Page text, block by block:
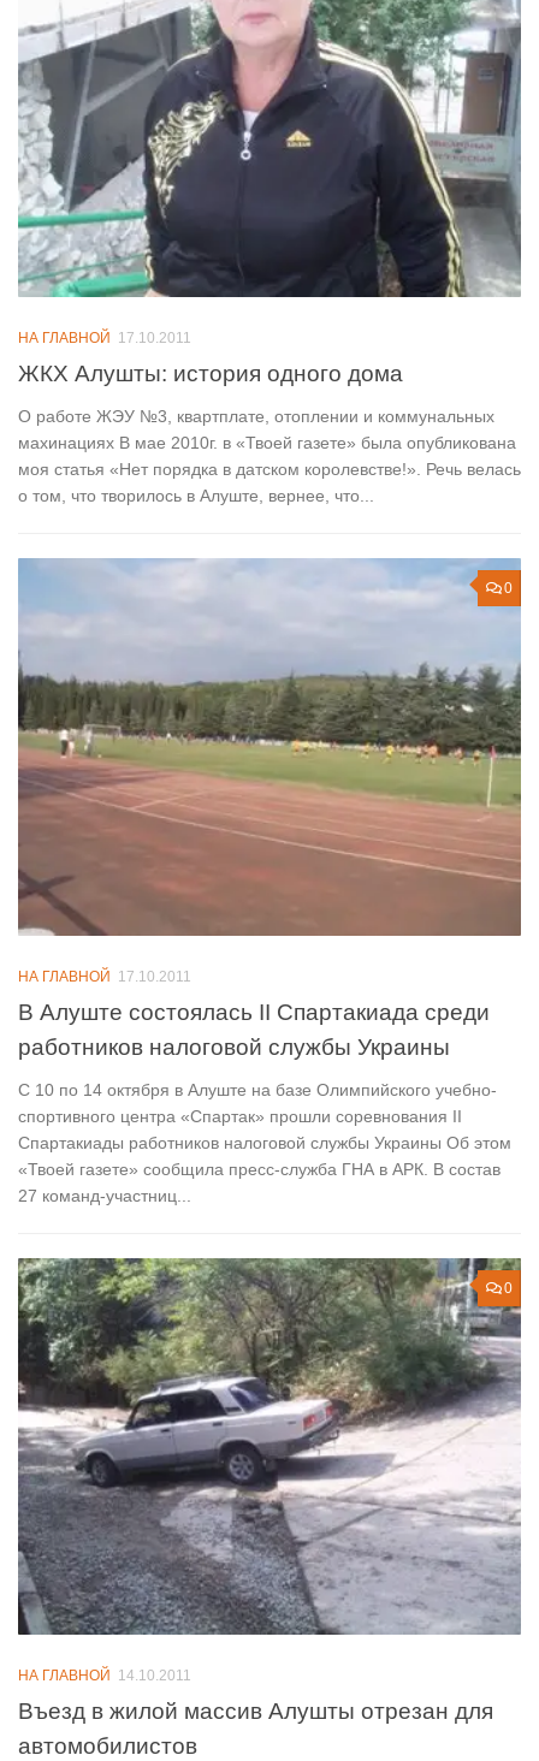
НА ГЛАВНОЙ 17.10.2011
ЖКХ Алушты: история одного дома
О работе ЖЭУ №3, квартплате, отоплении и коммунальных
махинациях В мае 2010г. в «Твоей газете» была опубликована
моя статья «Нет порядка в датском королевстве!». Речь велась
о том, что творилось в Алуште, вернее, что...
0
НА ГЛАВНОЙ 17.10.2011
В Алуште состоялась II Спартакиада среди
работников налоговой службы Украины
С 10 по 14 октября в Алуште на базе Олимпийского учебно-
спортивного центра «Спартак» прошли соревнования II
Спартакиады работников налоговой службы Украины Об этом
«Твоей газете» сообщила пресс-служба ГНА в АРК. В состав
27 команд-участниц...
0
НА ГЛАВНОЙ 14.10.2011
Въезд в жилой массив Алушты отрезан для
автомобилистов